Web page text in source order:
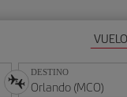
VUELO
DESTINO